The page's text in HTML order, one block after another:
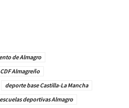
de Almagro
CDF Almagreño
deporte base Castilla-La Mancha
escuelas deportivas Almagro